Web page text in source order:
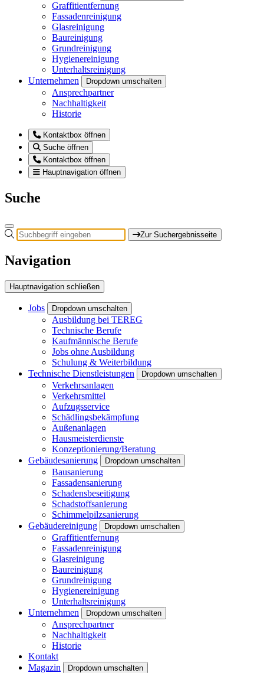
Graffitientfernung
Fassadenreinigung
Glasreinigung
Baureinigung
Grundreinigung
Hygienereinigung
Unterhaltsreinigung
Unternehmen
Dropdown umschalten
Ansprechpartner
Nachhaltigkeit
Historie
Kontaktbox öffnen
Suche öffnen
Kontaktbox öffnen
Hauptnavigation öffnen
Suche
Zur Suchergebnisseite
Navigation
Hauptnavigation schließen
Jobs Dropdown umschalten
Ausbildung bei TEREG
Technische Berufe
Kaufmännische Berufe
Jobs ohne Ausbildung
Schulung & Weiterbildung
Technische Dienstleistungen
Dropdown umschalten
Verkehrsanlagen
Verkehrsmittel
Aufzugsservice
Schädlingsbekämpfung
Außenanlagen
Hausmeisterdienste
Konzeptionierung/Beratung
Gebäudesanierung
Dropdown umschalten
Bausanierung
Fassadensanierung
Schadensbeseitigung
Schadstoffsanierung
Schimmelpilzsanierung
Gebäudereinigung
Dropdown umschalten
Graffitientfernung
Fassadenreinigung
Glasreinigung
Baureinigung
Grundreinigung
Hygienereinigung
Unterhaltsreinigung
Unternehmen
Dropdown umschalten
Ansprechpartner
Nachhaltigkeit
Historie
Kontakt
Magazin
Dropdown umschalten